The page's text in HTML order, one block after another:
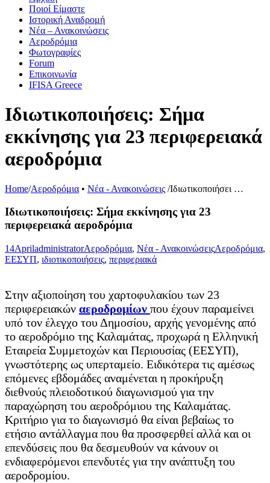
Ποιοί Είμαστε
Ιστορική Αναδρομή
Νέα – Ανακοινώσεις
Αεροδρόμια
Φωτογραφίες
Forum
Επικοινωνία
IFISA Greece
Ιδιωτικοποιήσεις: Σήμα
εκκίνησης για 23 περιφερειακά
αεροδρόμια
Home/Αεροδρόμια • Νέα - Ανακοινώσεις /Ιδιωτικοποιήσει …
Ιδιωτικοποιήσεις: Σήμα εκκίνησης για 23
περιφερειακά αεροδρόμια
14ApriladministratorΑεροδρόμια, Νέα - ΑνακοινώσειςΑεροδρόμια,
ΕΕΣΥΠ, ιδιοτικοποιήσεις, περιφεριακά
Στην αξιοποίηση του χαρτοφυλακίου των 23
περιφερειακών αεροδρομίων που έχουν παραμείνει
υπό τον έλεγχο του Δημοσίου, αρχής γενομένης από
το αεροδρόμιο της Καλαμάτας, προχωρά η Ελληνική
Εταιρεία Συμμετοχών και Περιουσίας (ΕΕΣΥΠ),
γνωστότερης ως υπερταμείο. Ειδικότερα τις αμέσως
επόμενες εβδομάδες αναμένεται η προκήρυξη
διεθνούς πλειοδοτικού διαγωνισμού για την
παραχώρηση του αεροδρόμιου της Καλαμάτας.
Κριτήριο για το διαγωνισμό θα είναι βεβαίως το
ετήσιο αντάλλαγμα που θα προσφερθεί αλλά και οι
επενδύσεις που θα δεσμευθούν να κάνουν οι
ενδιαφερόμενοι επενδυτές για την ανάπτυξη του
αεροδρομίου.